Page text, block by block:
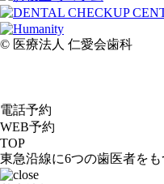
© 医療法人 仁愛会歯科
電話予約
WEB予約
TOP
東急沿線に6つの歯医者を